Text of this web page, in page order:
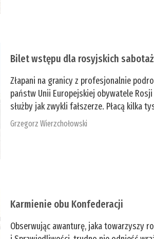
Bilet wstępu dla rosyjskich
Złapani na granicy z profesjonalnie
państw Unii Europejskiej obywatele
służby jak zwykli fałszerze. Płacą kilka
Grzegorz Wierzchołowski
Karmienie obu Konfederacji
Obserwując awanturę, jaka towarzyszy